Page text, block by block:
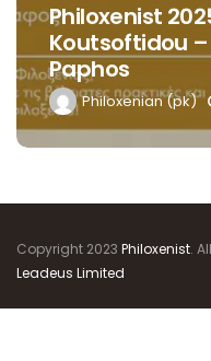
Philoxenist
Koutsoftidou
Paphos
Philoxenian (pk)
Copyright 2023 Philoxenist.
Leadeus Limited